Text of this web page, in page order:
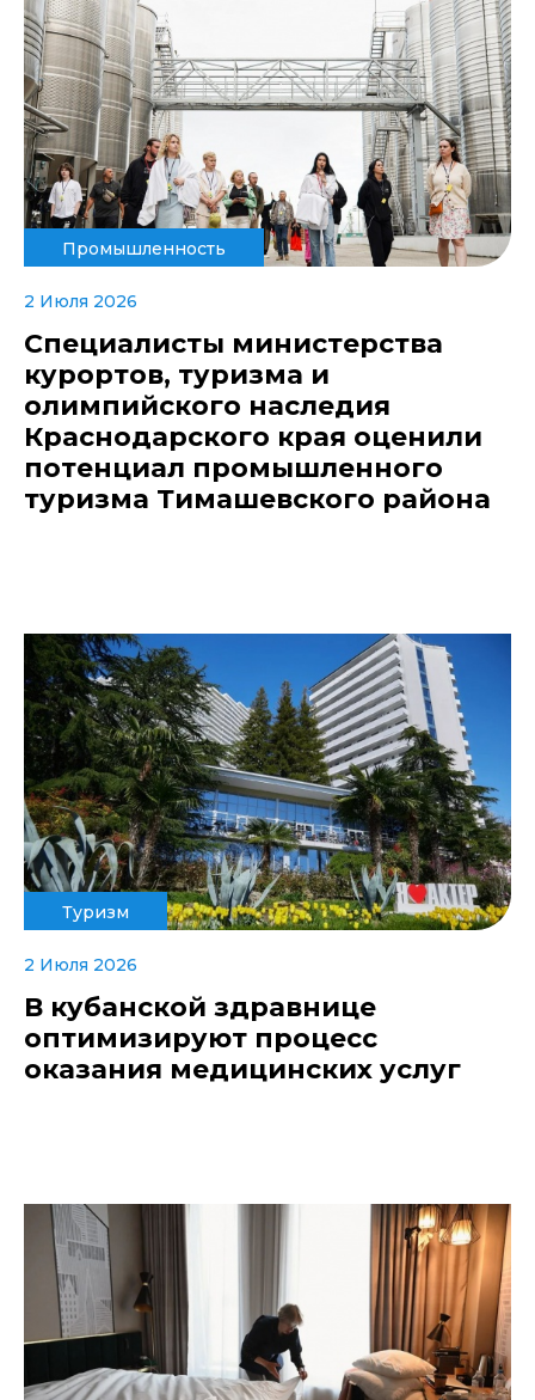
Промышленность
2 Июля 2026
Специалисты министерства
курортов, туризма и
олимпийского наследия
Краснодарского края оценили
потенциал промышленного
туризма Тимашевского района
Туризм
2 Июля 2026
В кубанской здравнице
оптимизируют процесс
оказания медицинских услуг